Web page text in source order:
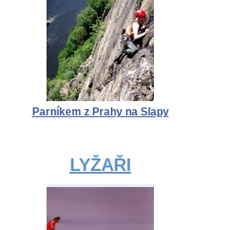
Parníkem z Prahy na Slapy
LYŽAŘI